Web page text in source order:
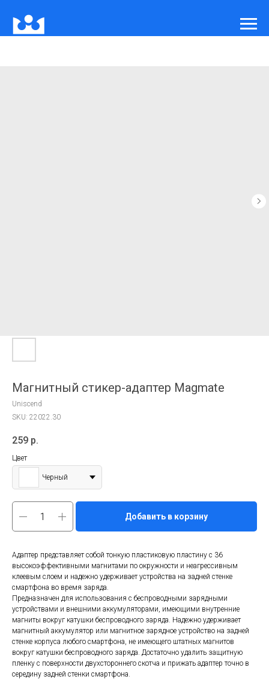
Магнитный стикер-адаптер Magmate
Uniscend
SKU: 22022.30
259 р.
Цвет
Черный
Добавить в корзину
Адаптер представляет собой тонкую пластиковую пластину с 36
высокоэффективными магнитами по окружности и неагрессивным
клеевым слоем и надежно удерживает устройства на задней стенке
смартфона во время заряда.
Предназначен для использования с беспроводными зарядными
устройствами и внешними аккумуляторами, имеющими внутренние
магниты вокруг катушки беспроводного заряда. Надежно удерживает
магнитный аккумулятор или магнитное зарядное устройство на задней
стенке корпуса любого смартфона, не имеющего штатных магнитов
вокруг катушки беспроводного заряда. Достаточно удалить защитную
пленку с поверхности двухстороннего скотча и прижать адаптер точно в
середину задней стенки смартфона.